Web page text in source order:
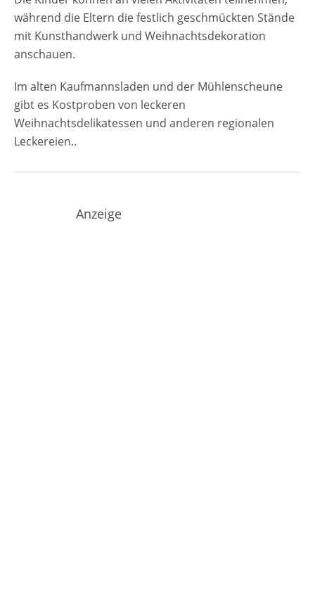
während die Eltern die festlich geschmückten Stände
mit Kunsthandwerk und Weihnachtsdekoration
anschauen.
Im alten Kaufmannsladen und der Mühlenscheune
gibt es Kostproben von leckeren
Weihnachtsdelikatessen und anderen regionalen
Leckereien..
Anzeige